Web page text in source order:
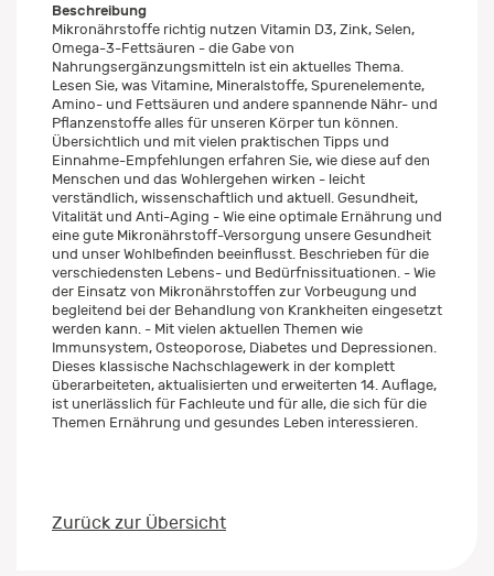
Beschreibung
Mikronährstoffe richtig nutzen Vitamin D3, Zink, Selen,
Omega-3-Fettsäuren - die Gabe von
Nahrungsergänzungsmitteln ist ein aktuelles Thema.
Lesen Sie, was Vitamine, Mineralstoffe, Spurenelemente,
Amino- und Fettsäuren und andere spannende Nähr- und
Pflanzenstoffe alles für unseren Körper tun können.
Übersichtlich und mit vielen praktischen Tipps und
Einnahme-Empfehlungen erfahren Sie, wie diese auf den
Menschen und das Wohlergehen wirken - leicht
verständlich, wissenschaftlich und aktuell. Gesundheit,
Vitalität und Anti-Aging - Wie eine optimale Ernährung und
eine gute Mikronährstoff-Versorgung unsere Gesundheit
und unser Wohlbefinden beeinflusst. Beschrieben für die
verschiedensten Lebens- und Bedürfnissituationen. - Wie
der Einsatz von Mikronährstoffen zur Vorbeugung und
begleitend bei der Behandlung von Krankheiten eingesetzt
werden kann. - Mit vielen aktuellen Themen wie
Immunsystem, Osteoporose, Diabetes und Depressionen.
Dieses klassische Nachschlagewerk in der komplett
überarbeiteten, aktualisierten und erweiterten 14. Auflage,
ist unerlässlich für Fachleute und für alle, die sich für die
Themen Ernährung und gesundes Leben interessieren.
Zurück zur Übersicht